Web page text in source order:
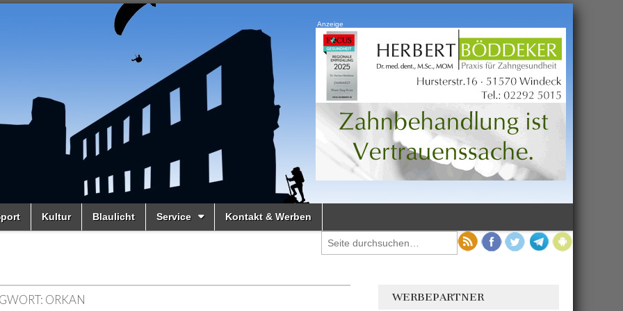
Anzeige
Kultur Blaulicht Service Kontakt & Werben
ORKAN WERBEPARTNER